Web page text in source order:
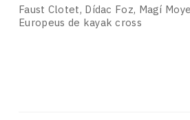
newsletter
Faust Clotet, Dídac Foz, Magí
Europeus de kayak cross